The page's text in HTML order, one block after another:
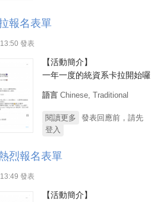
報名表單
發表
【活動簡介】
一年一度的統資系卡拉開始囉
語言 Chinese, Traditional
閱讀更多 關於110學年度 統資系
發表回應前，請先
登入
烈報名表單
發表
【活動簡介】